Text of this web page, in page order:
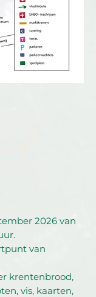
2026 van
van
krentenbrood,
vis, kaarten,